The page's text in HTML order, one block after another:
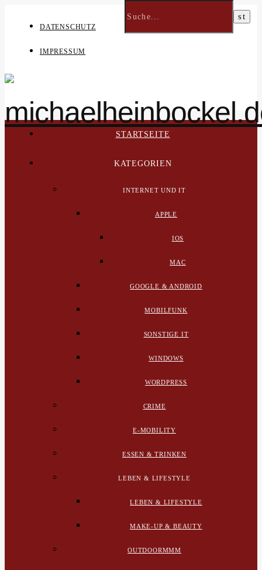
DATENSCHUTZ
IMPRESSUM
STARTSEITE
KATEGORIEN
INTERNET UND IT
APPLE
IOS
MAC
GOOGLE & ANDROID
MOBILFUNK
SONSTIGE IT
WINDOWS
WORDPRESS
CRIME
E-MOBILITY
ESSEN & TRINKEN
LEBEN & LIFESTYLE
LEBEN & LIFESTYLE
MAKE-UP & BEAUTY
OUTDOORMMM